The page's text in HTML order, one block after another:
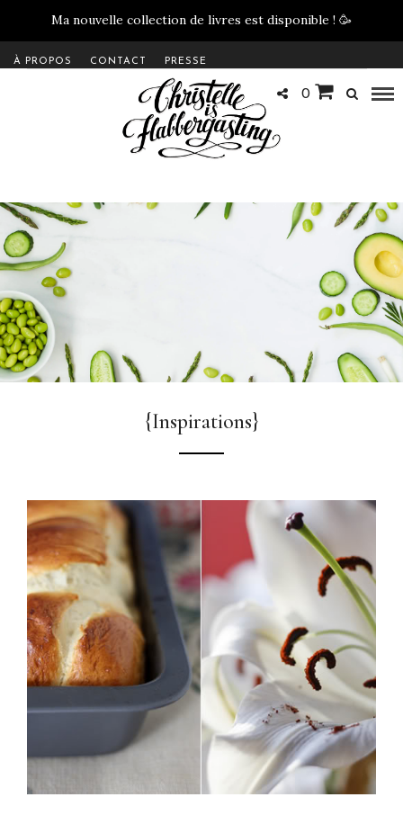
Ma nouvelle collection de livres est disponible ! 🥳
À PROPOS CONTACT PRESSE
0
{Inspirations}